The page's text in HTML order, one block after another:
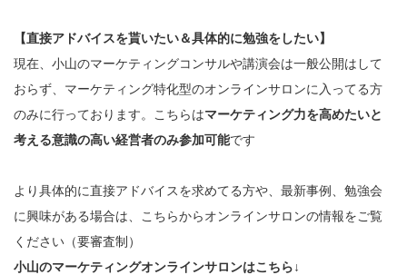
【直接アドバイスを貰いたい＆具体的に勉強をしたい】
現在、小山のマーケティングコンサルや講演会は一般公開はして
おらず、マーケティング特化型のオンラインサロンに入ってる方
のみに行っております。こちらはマーケティング力を高めたいと
考える意識の高い経営者のみ参加可能です
より具体的に直接アドバイスを求めてる方や、最新事例、勉強会
に興味がある場合は、こちらからオンラインサロンの情報をご覧
ください（要審査制）
小山のマーケティングオンラインサロンはこちら↓